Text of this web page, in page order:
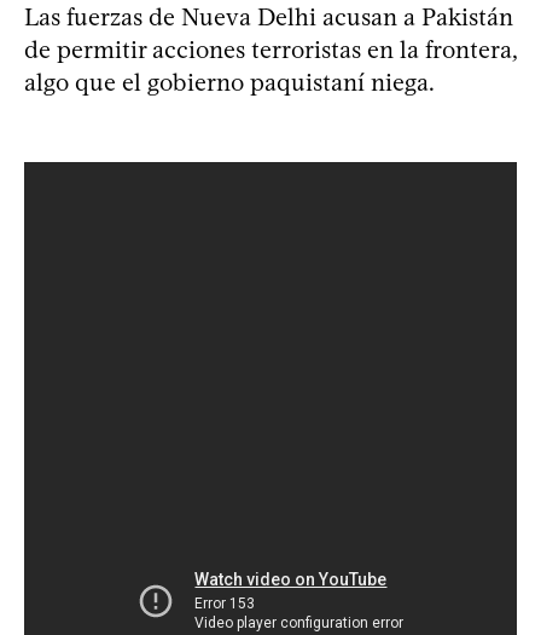
Las fuerzas de Nueva Delhi acusan a Pakistán
de permitir acciones terroristas en la frontera,
algo que el gobierno paquistaní niega.